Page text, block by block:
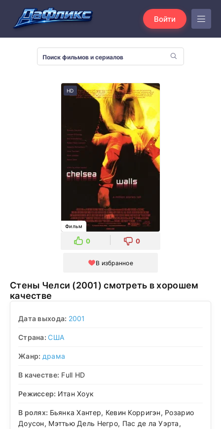
Войти
HD
Фильм
0 0
В избранное
Стены Челси (2001) смотреть в хорошем
качестве
Дата выхода: 2001
Страна:США
Жанр: драма
В качестве: Full HD
Режиссер: Итан Хоук
В ролях: Бьянка Хантер, Кевин Корригэн, Розарио
Доусон, Мэттью Дель Негро, Пас де ла Уэрта,